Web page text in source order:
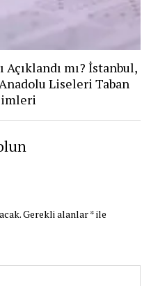
Açıklandı mı? İstanbul,
Liseleri Taban
Gerekli alanlar*ile